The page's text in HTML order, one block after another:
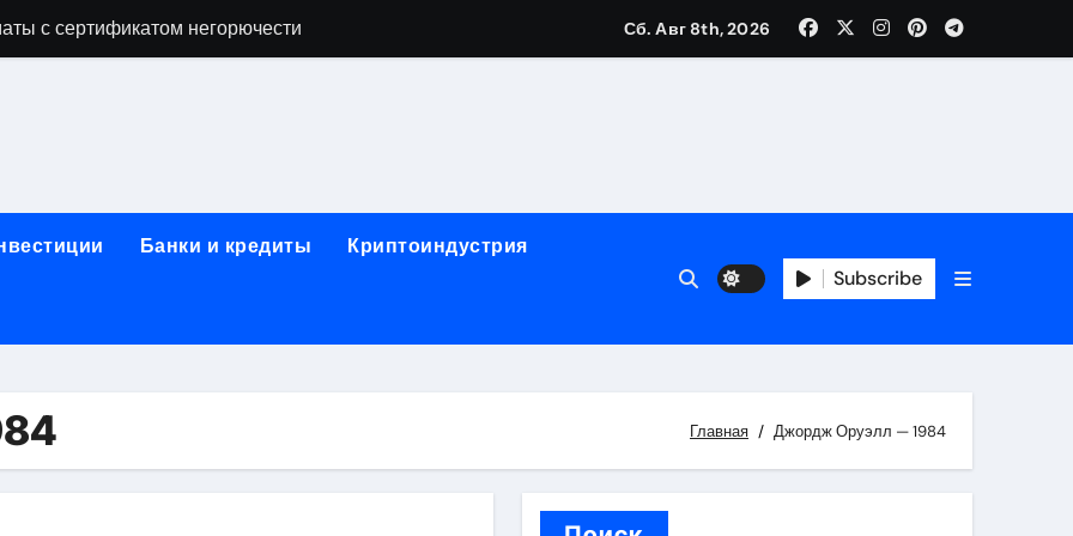
с сертификатом негорючести
и направляющих для конвейерных лент
лотков для хранения электронных компонентов
этапы строительства, проверка застройщика и сценарии оформления сделки
информация о сельскохозяйственных предприятиях
станций серий T330 и T990
Сб. Авг 8th, 2026
Банки и кредиты Криптоиндустрия
Subscribe
Главная Джордж Оруэлл — 1984